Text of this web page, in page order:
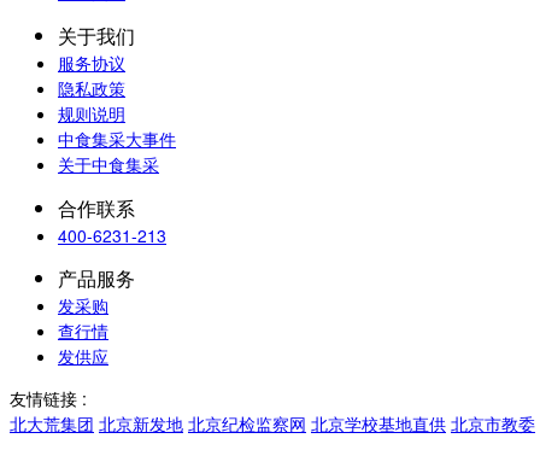
关于我们
服务协议
隐私政策
规则说明
中食集采大事件
关于中食集采
合作联系
400-6231-213
产品服务
发采购
查行情
发供应
友情链接 :
北大荒集团 北京新发地 北京纪检监察网 北京学校基地直供 北京市教委